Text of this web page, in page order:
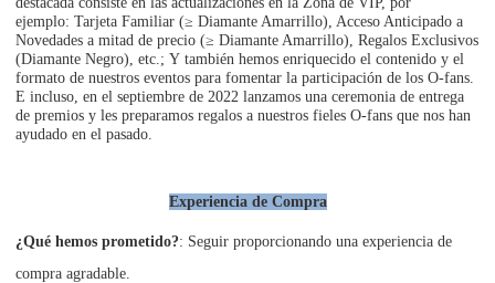
ejemplo: Tarjeta Familiar (≥ Diamante Amarrillo), Acceso Anticipado a
Novedades a mitad de precio (≥ Diamante Amarrillo), Regalos Exclusivos
(Diamante Negro), etc.; Y también hemos enriquecido el contenido y el
formato de nuestros eventos para fomentar la participación de los O-fans.
E incluso, en el septiembre de 2022 lanzamos una ceremonia de entrega
de premios y les preparamos regalos a nuestros fieles O-fans que nos han
ayudado en el pasado.
Experiencia de Compra
¿Qué hemos prometido?: Seguir proporcionando una experiencia de
compra agradable.